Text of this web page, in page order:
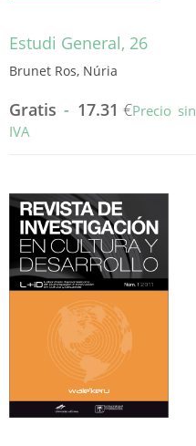
Estudi General, 26
Brunet Ros, Núria
Gratis - 17.31 €Precio sin
IVA
tiene
múltiples
variantes.
Las
opciones
página
de